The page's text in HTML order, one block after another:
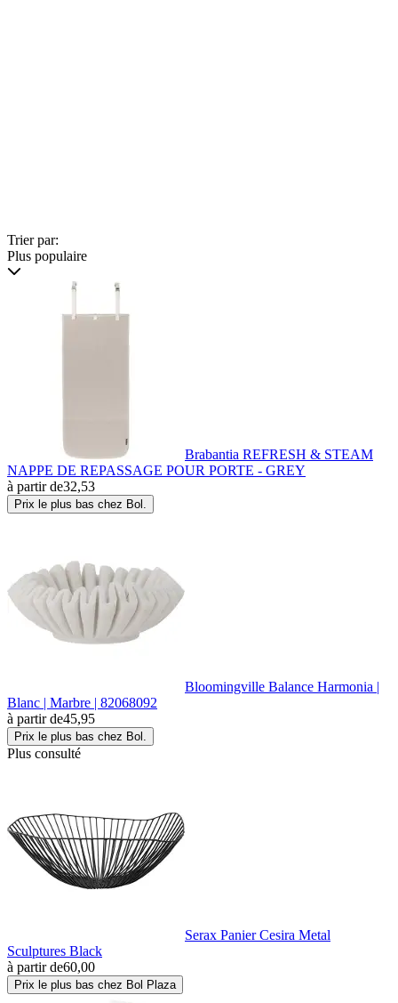
Trier par:
Plus populaire
Brabantia REFRESH & STEAM
NAPPE DE REPASSAGE POUR PORTE - GREY
à partir de32,53
Prix le plus bas chez Bol.
Bloomingville Balance Harmonia |
Blanc | Marbre | 82068092
à partir de45,95
Prix le plus bas chez Bol.
Plus consulté
Serax Panier Cesira Metal
Sculptures Black
à partir de60,00
Prix le plus bas chez Bol Plaza